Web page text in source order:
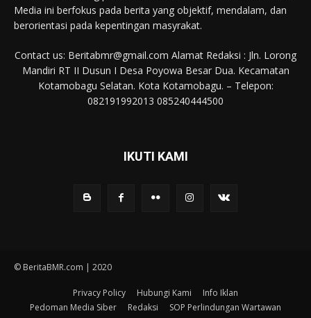
Media ini berfokus pada berita yang objektif, mendalam, dan
berorientasi pada kepentingan masyrakat.
Contact us: Beritabmr@gmail.com Alamat Redaksi : Jln. Lorong
Mandiri RT II Dusun I Desa Poyowa Besar Dua. Kecamatan
Kotamobagu Selatan. Kota Kotamobagu. – Telepon:
082191992013 085240444500
IKUTI KAMI
© BeritaBMR.com | 2020
Privacy Policy Hubungi Kami
Info Iklan
Pedoman Media Siber
Redaksi
SOP Perlindungan Wartawan